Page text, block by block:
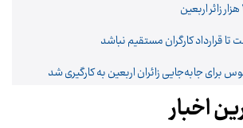
قرارداد کارگران مستقیم نباشد
اخبار